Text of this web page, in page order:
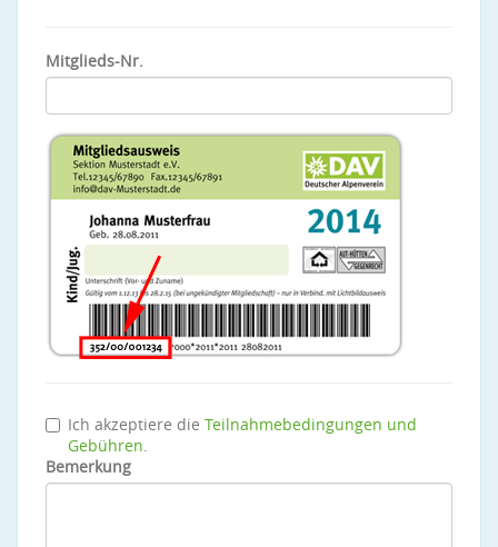
Mitglieds-Nr.
Ich akzeptiere die Teilnahmebedingungen und
Gebühren.
Bemerkung